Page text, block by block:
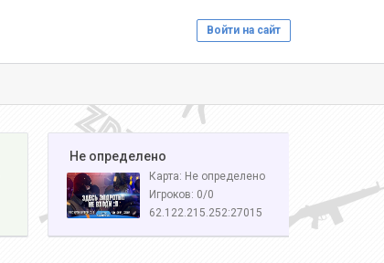
Войти на сайт
️ Не определено
Карта: Не определено
Игроков: 0/0
62.122.215.252:27015